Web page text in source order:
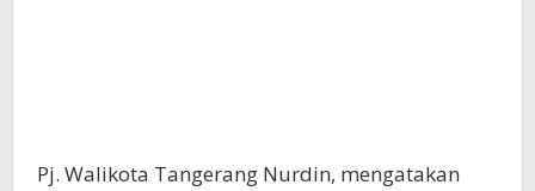
Pj. Walikota Tangerang Nurdin, mengatakan